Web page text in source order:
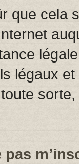
que cela
légaux